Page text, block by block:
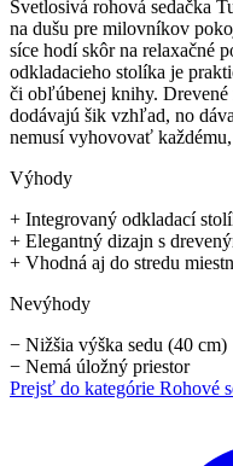
Svetlosivá rohová sedačka
na dušu pre milovníkov
síce hodí skôr na relaxačné
odkladacieho stolíka je
či obľúbenej knihy.
dodávajú šik vzhľad, no
nemusí vyhovovať
Výhody
+ Integrovaný odkladací
+ Elegantný dizajn s
+ Vhodná aj do stredu
Nevýhody
− Nižšia výška sedu (40 cm)
− Nemá úložný priestor
Prejsť do kategórie Rohové